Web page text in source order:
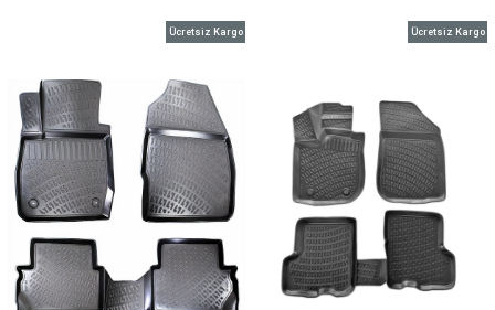
Ücretsiz Kargo Ücretsiz Kargo